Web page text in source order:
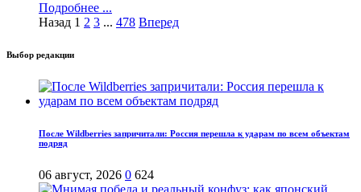
Подробнее ...
Назад 1 2 3 ... 478 Вперед
Выбор редакции
После Wildberries запричитали: Россия перешла к ударам по всем объектам
подряд
06 август, 2026 0 624